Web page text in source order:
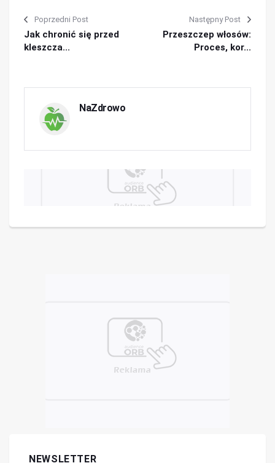
Poprzedni Post
Jak chronić się przed
kleszcza...
Następny Post
Przeszczep włosów:
Proces, kor...
NaZdrowo
NEWSLETTER